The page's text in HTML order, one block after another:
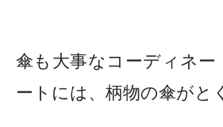
傘も大事なコーディネ
ートには、柄物の傘がと